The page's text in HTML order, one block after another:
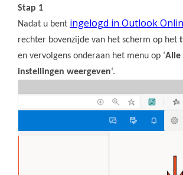
Stap 1
Nadat u bent ingelogd in Outlook
rechter bovenzijde van het scherm op het
en vervolgens onderaan het menu op ‘Alle
instellingen weergeven‘.